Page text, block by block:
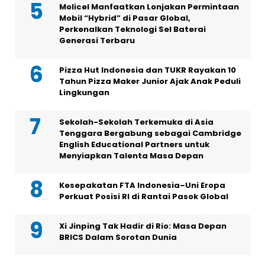
Molicel Manfaatkan Lonjakan Permintaan
Mobil “Hybrid” di Pasar Global,
Perkenalkan Teknologi Sel Baterai
Generasi Terbaru
Pizza Hut Indonesia dan TUKR Rayakan 10
Tahun Pizza Maker Junior Ajak Anak Peduli
Lingkungan
Sekolah-Sekolah Terkemuka di Asia
Tenggara Bergabung sebagai Cambridge
English Educational Partners untuk
Menyiapkan Talenta Masa Depan
Kesepakatan FTA Indonesia–Uni Eropa
Perkuat Posisi RI di Rantai Pasok Global
Xi Jinping Tak Hadir di Rio: Masa Depan
BRICS Dalam Sorotan Dunia